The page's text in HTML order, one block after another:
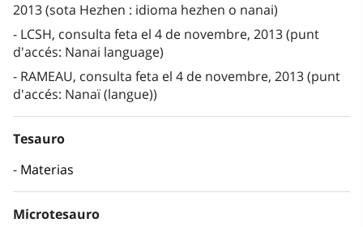
2013 (sota Hezhen : idioma hezhen o nanai)
LCSH, consulta feta el 4 de novembre, 2013 (punt
d'accés: Nanai language)
RAMEAU, consulta feta el 4 de novembre, 2013 (punt
d'accés: Nanaï (langue))
Tesauro
Materias
Microtesauro